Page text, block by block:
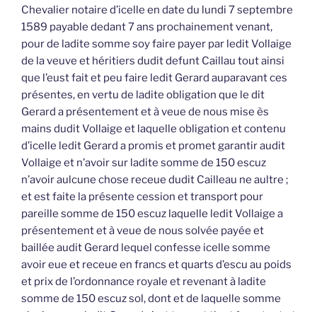
Chevalier notaire d’icelle en date du lundi 7 septembre
1589 payable dedant 7 ans prochainement venant,
pour de ladite somme soy faire payer par ledit Vollaige
de la veuve et héritiers dudit defunt Caillau tout ainsi
que l’eust fait et peu faire ledit Gerard auparavant ces
présentes, en vertu de ladite obligation que le dit
Gerard a présentement et à veue de nous mise ès
mains dudit Vollaige et laquelle obligation et contenu
d’icelle ledit Gerard a promis et promet garantir audit
Vollaige et n’avoir sur ladite somme de 150 escuz
n’avoir aulcune chose receue dudit Cailleau ne aultre ;
et est faite la présente cession et transport pour
pareille somme de 150 escuz laquelle ledit Vollaige a
présentement et à veue de nous solvée payée et
baillée audit Gerard lequel confesse icelle somme
avoir eue et receue en francs et quarts d’escu au poids
et prix de l’ordonnance royale et revenant à ladite
somme de 150 escuz sol, dont et de laquelle somme